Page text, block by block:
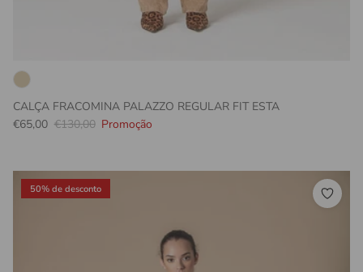
CALÇA FRACOMINA PALAZZO REGULAR FIT ESTA
Preço promocional
€65,00 Preço normal
€130,00 Promoção
50% de desconto